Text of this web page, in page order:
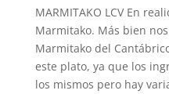
MARMITAKO LCV En
Marmitako. Más bien
Marmitako del
este plato, ya que los
los mismos pero hay